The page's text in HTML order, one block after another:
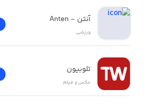
آنتن - Anten
ورزشی
تلوبیون
عکس و فیلم